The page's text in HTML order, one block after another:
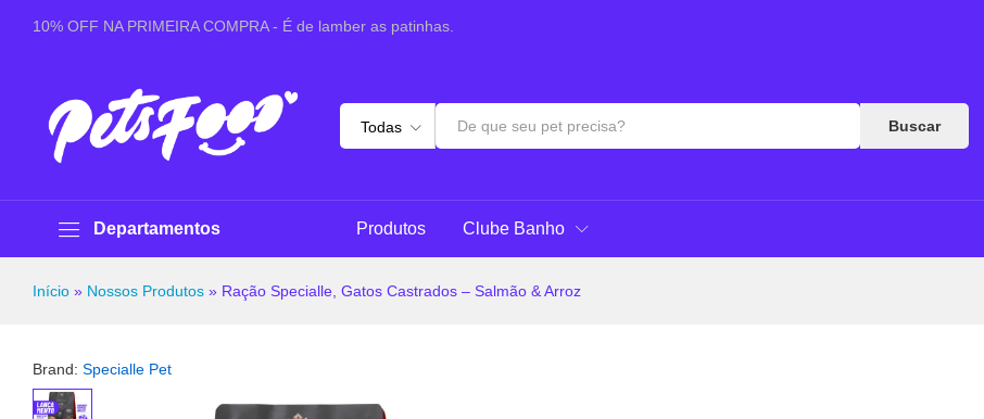
10% OFF NA PRIMEIRA COMPRA - É de lamber as patinhas.
Todas Buscar
Departamentos Produtos Clube Banho
Início » Nossos Produtos » Ração Specialle, Gatos Castrados – Salmão & Arroz
Brand: Specialle Pet
Sobre este produto Especificações Perguntas & Respostas